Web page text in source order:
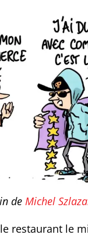
de Michel
restaurant le